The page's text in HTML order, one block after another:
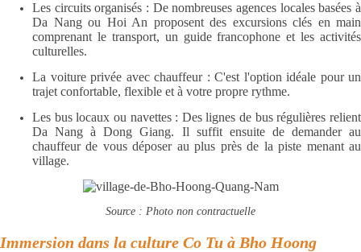
Les circuits organisés : De nombreuses agences locales basées à
Da Nang ou Hoi An proposent des excursions clés en main
comprenant le transport, un guide francophone et les activités
culturelles.
La voiture privée avec chauffeur : C'est l'option idéale pour un
trajet confortable, flexible et à votre propre rythme.
Les bus locaux ou navettes : Des lignes de bus régulières relient
Da Nang à Dong Giang. Il suffit ensuite de demander au
chauffeur de vous déposer au plus près de la piste menant au
village.
Source : Photo non contractuelle
Immersion dans la culture Co Tu à Bho Hoong